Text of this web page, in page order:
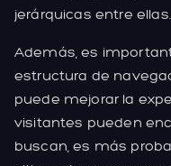
jerárquicas entre ellas.
Además, es
estructura de
puede mejorar la
visitantes pueden
buscan, es más